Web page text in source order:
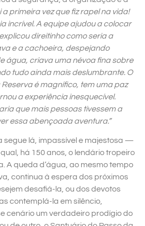
a primeira vez que fiz rapel na vida!
incrível. A equipe ajudou a colocar
direitinho como seria a
e a cachoeira, despejando
água, criava uma névoa fina sobre
tudo ainda mais deslumbrante. O
é magnífico, tem uma paz
a experiência inesquecível.
que mais pessoas tivessem a
essa abençoada aventura.”
segue lá, impassível e majestosa —
há 150 anos, o lendário tropeiro
A queda d’água, ao mesmo tempo
continua à espera dos próximos
desafiá-la, ou dos devotos
contemplá-la em silêncio,
cenário um verdadeiro prodígio do